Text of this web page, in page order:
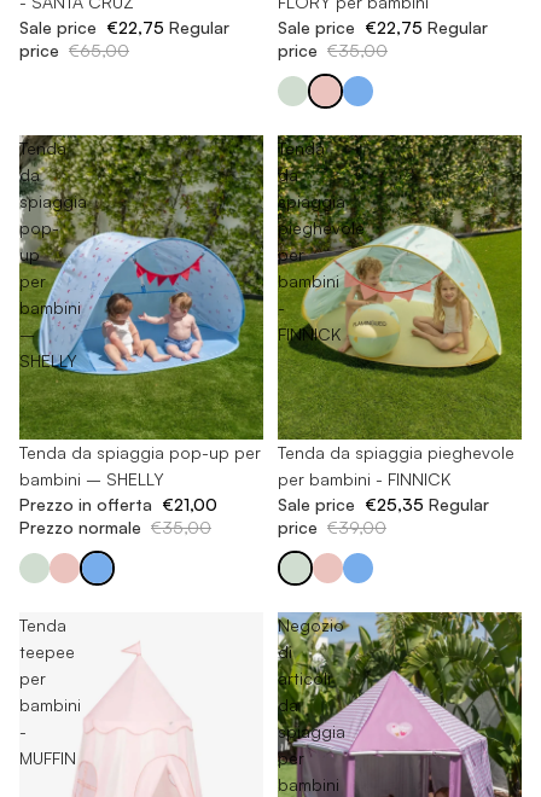
Sale price €22,75 Regular
price €65,00
Sale price €22,75 Regular
price €35,00
Tenda
da
spiaggia
pop-
up
per
bambini
–
SHELLY
-40%
Tenda da spiaggia pop-up per
bambini – SHELLY
Prezzo in offerta €21,00
Prezzo normale €35,00
Tenda
da
spiaggia
pieghevole
per
bambini
-
FINNICK
-35%
Tenda da spiaggia pieghevole
per bambini - FINNICK
Sale price €25,35 Regular
price €39,00
Tenda
teepee
per
bambini
-
MUFFIN
Negozio
di
articoli
da
spiaggia
per
bambini